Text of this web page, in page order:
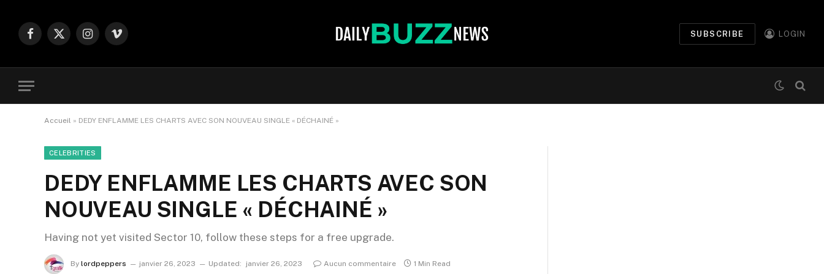
Facebook
X
Instagram
Vimeo
SUBSCRIBE LOGIN
Accueil » DEDY ENFLAMME LES CHARTS AVEC SON NOUVEAU SINGLE « DÉCHAINÉ »
CELEBRITIES
DEDY ENFLAMME LES CHARTS AVEC SON
NOUVEAU SINGLE « DÉCHAINÉ »
Having not yet visited Sector 10, follow these steps for a free upgrade.
By lordpeppers janvier 26, 2023 Updated: janvier 26, 2023 Aucun commentaire 1 Min Read